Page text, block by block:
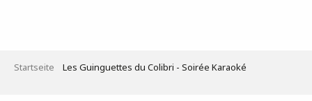
Startseite Les Guinguettes du Colibri - Soirée Karaoké